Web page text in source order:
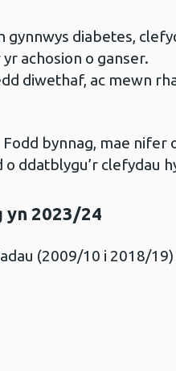
diabetes,
achosion o ganser.
diwethaf, ac mewn
bynnag, mae nifer
ddatblygu’r clefydau
yn 2023/24
(2009/10 i 2018/19)